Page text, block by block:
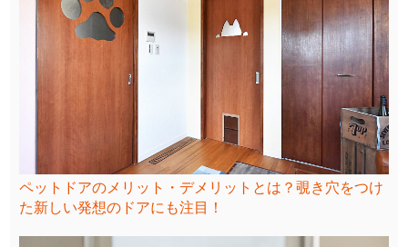
ペットドアのメリット・デメリットとは？覗き穴をつけ
た新しい発想のドアにも注目！